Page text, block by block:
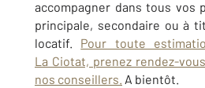
accompagner dans tous vos
principale, secondaire ou à
locatif. Pour toute
La Ciotat, prenez rendez-
nos conseillers. A bientôt.